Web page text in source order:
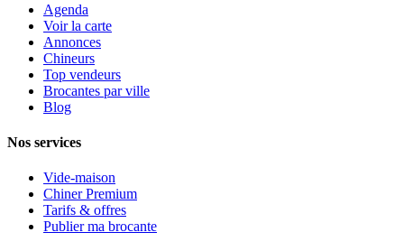
Agenda
Voir la carte
Annonces
Chineurs
Top vendeurs
Brocantes par ville
Blog
Nos services
Vide-maison
Chiner Premium
Tarifs & offres
Publier ma brocante